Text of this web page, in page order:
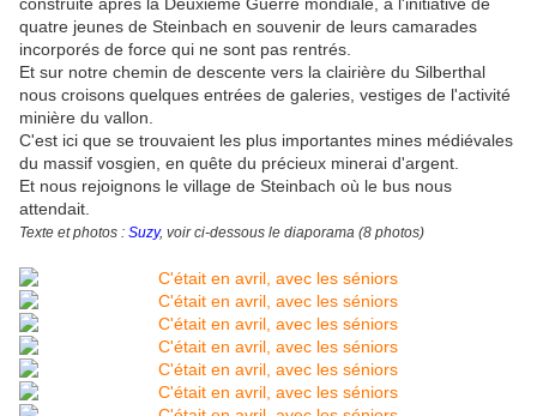
quatre jeunes de Steinbach en souvenir de leurs camarades
incorporés de force qui ne sont pas rentrés.
Et sur notre chemin de descente vers la clairière du Silberthal
nous croisons quelques entrées de galeries, vestiges de l'activité
minière du vallon.
C'est ici que se trouvaient les plus importantes mines médiévales
du massif vosgien, en quête du précieux minerai d'argent.
Et nous rejoignons le village de Steinbach où le bus nous
attendait.
Texte et photos : Suzy, voir ci-dessous le diaporama (8 photos)